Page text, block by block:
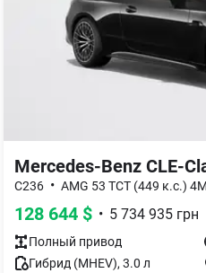
Mercedes-Benz CLE-
C236 • AMG 53 TCT (449 к.с.)
128 644 $ • 5 734 935 грн
Полный привод
Гибрид (MHEV), 3.0 л